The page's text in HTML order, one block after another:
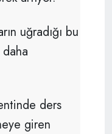
uğradığı bu
ders
giren